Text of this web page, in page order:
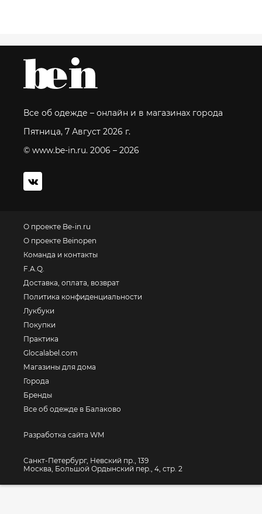
Все об одежде – онлайн и в магазинах города
Пятница, 7 Август 2026 г.
© www.be-in.ru. 2006 – 2026
О проекте Be-in.ru
О проекте Beinopen
Команда и контакты
F.A.Q.
Доставка, оплата, возврат
Политика конфиденциальности
Лукбуки
Покупки
Практика
Glocalabel.com
Магазины для дома
Города
Бренды
Все об одежде в Балаково
Разработка сайта WM
Санкт-Петербург, Невский пр., 139
Москва, Большой Ордынский пер., 4, стр. 2